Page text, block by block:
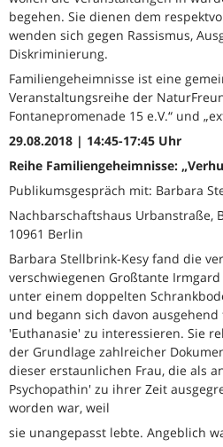
begehen. Sie dienen dem
wenden sich gegen Rassismus,
Diskriminierung.
Familiengeheimnisse ist eine
Veranstaltungsreihe der
Fontanepromenade 15 e.V.“ und
29.08.2018 | 14:45-17:45 Uhr
Reihe Familiengeheimnisse:
Publikumsgespräch mit: Barbara
Nachbarschaftshaus Urbanstraße,
10961 Berlin
Barbara Stellbrink-Kesy fand die
verschwiegenen Großtante Irmgard
unter einem doppelten
und begann sich davon
'Euthanasie' zu interessieren. Sie
der Grundlage zahlreicher
dieser erstaunlichen Frau, die als
Psychopathin' zu ihrer Zeit
worden war, weil
sie unangepasst lebte. Angeblich